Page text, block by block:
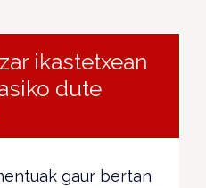
ikastetxean
dute
gaur bertan